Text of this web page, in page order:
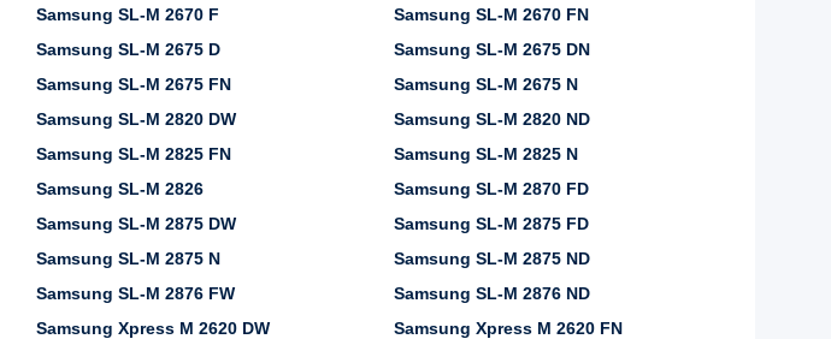
Samsung SL-M 2670 F
Samsung SL-M 2670 FN
Samsung SL-M 2675 D
Samsung SL-M 2675 DN
Samsung SL-M 2675 FN
Samsung SL-M 2675 N
Samsung SL-M 2820 DW
Samsung SL-M 2820 ND
Samsung SL-M 2825 FN
Samsung SL-M 2825 N
Samsung SL-M 2826
Samsung SL-M 2870 FD
Samsung SL-M 2875 DW
Samsung SL-M 2875 FD
Samsung SL-M 2875 N
Samsung SL-M 2875 ND
Samsung SL-M 2876 FW
Samsung SL-M 2876 ND
Samsung Xpress M 2620 DW
Samsung Xpress M 2620 FN